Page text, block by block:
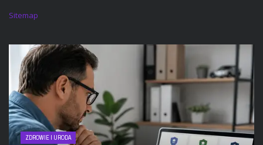
Sitemap
ZDROWIE I URODA